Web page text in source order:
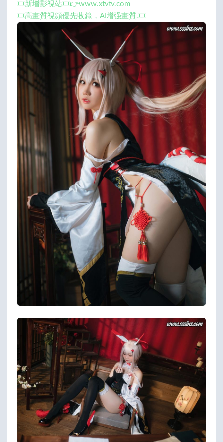
🎞️新增影視站🎞️👉www.xtvtv.com
🎞️高畫質視頻優先收錄，AI增强畫質.🎞️